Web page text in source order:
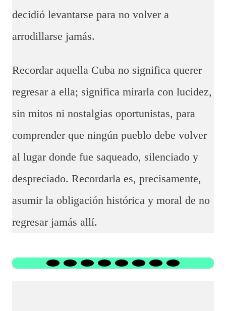
decidió levantarse para no volver a
arrodillarse jamás.
Recordar aquella Cuba no significa querer
regresar a ella; significa mirarla con lucidez,
sin mitos ni nostalgias oportunistas, para
comprender que ningún pueblo debe volver
al lugar donde fue saqueado, silenciado y
despreciado. Recordarla es, precisamente,
asumir la obligación histórica y moral de no
regresar jamás allí.